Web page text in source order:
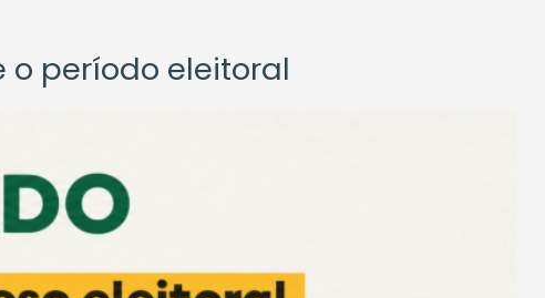
período eleitoral